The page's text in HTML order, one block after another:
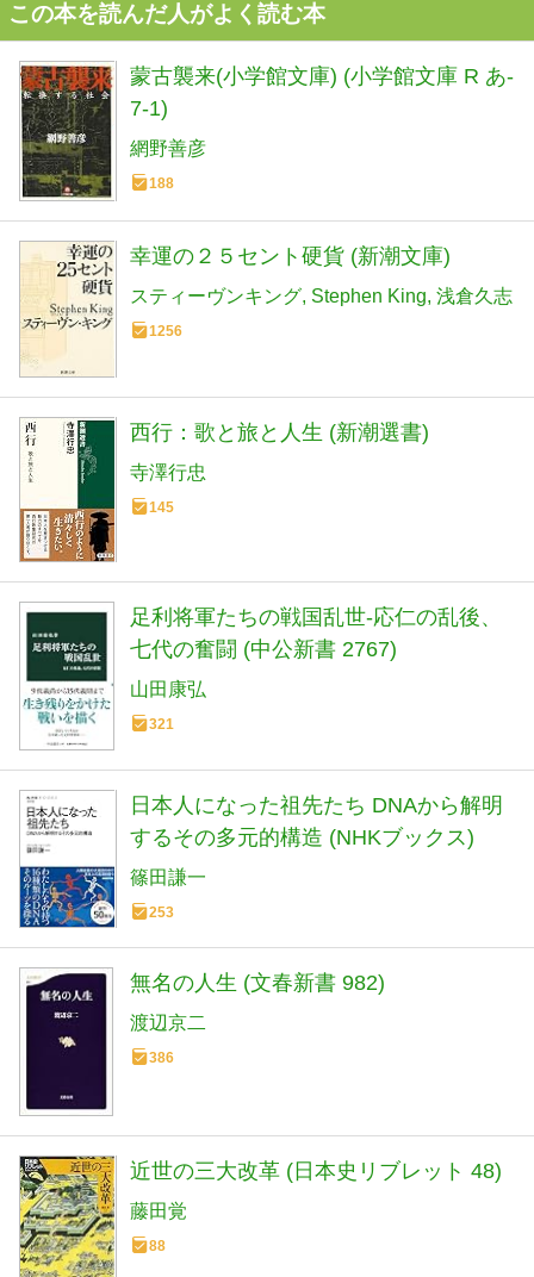
この本を読んだ人がよく読む本
蒙古襲来(小学館文庫) (小学館文庫 R あ-
7-1)
網野善彦
188
幸運の２５セント硬貨 (新潮文庫)
スティーヴンキング Stephen King 浅倉久志
1256
西行：歌と旅と人生 (新潮選書)
寺澤行忠
145
足利将軍たちの戦国乱世-応仁の乱後、
七代の奮闘 (中公新書 2767)
山田康弘
321
日本人になった祖先たち DNAから解明
するその多元的構造 (NHKブックス)
篠田謙一
253
無名の人生 (文春新書 982)
渡辺京二
386
近世の三大改革 (日本史リブレット 48)
藤田覚
88